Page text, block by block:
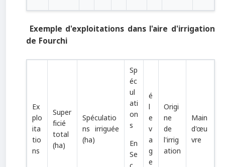
Exemple d'exploitations dans l'aire d'irrigation
de Fourchi
Ex
plo
ita
tio
ns
Super
ficié
total
(ha)
Spéculatio
ns irriguée
(ha)
Sp
éc
ul
ati
on
s
En
Se
é
l
e
v
a
g
e
Origi
ne
de
l'irrig
ation
Main
d'œu
vre